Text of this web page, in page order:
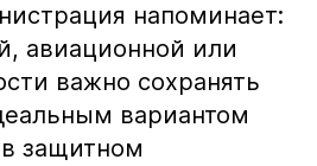
напоминает:
авиационной или
важно сохранять
вариантом
защитном